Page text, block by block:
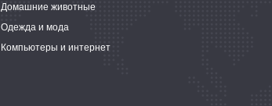
Домашние животные
Одежда и мода
Компьютеры и интернет